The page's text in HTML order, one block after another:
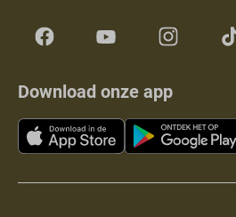
Download onze app